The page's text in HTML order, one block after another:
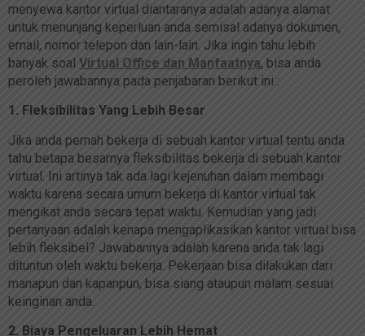
menyewa kantor virtual diantaranya adalah adanya alamat
untuk menunjang keperluan anda semisal adanya dokumen,
email, nomor telepon dan lain-lain. Jika ingin tahu lebih
banyak soal Virtual Office dan Manfaatnya, bisa anda
peroleh jawabannya pada penjabaran berikut ini :
1. Fleksibilitas Yang Lebih Besar
Jika anda pernah bekerja di sebuah kantor virtual tentu anda
tahu betapa besarnya fleksibilitas bekerja di sebuah kantor
virtual. Ini artinya tak ada lagi kejenuhan dalam membagi
waktu karena secara umum bekerja di kantor virtual tak
mengikat anda secara tepat waktu. Kemudian yang jadi
pertanyaan adalah kenapa mengaplikasikan kantor virtual bisa
lebih fleksibel? Jawabannya adalah karena anda tak lagi
dituntun oleh waktu bekerja. Pekerjaan bisa dilakukan dari
manapun dan kapanpun, bisa siang ataupun malam sesuai
keinginan anda.
2. Biaya Pengeluaran Lebih Hemat